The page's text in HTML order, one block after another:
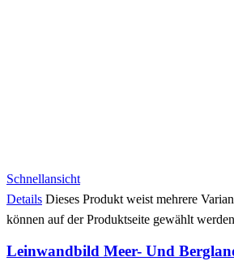
Schnellansicht
Details Dieses Produkt weist mehrere
können auf der Produktseite gewählt werden
Leinwandbild Meer- Und